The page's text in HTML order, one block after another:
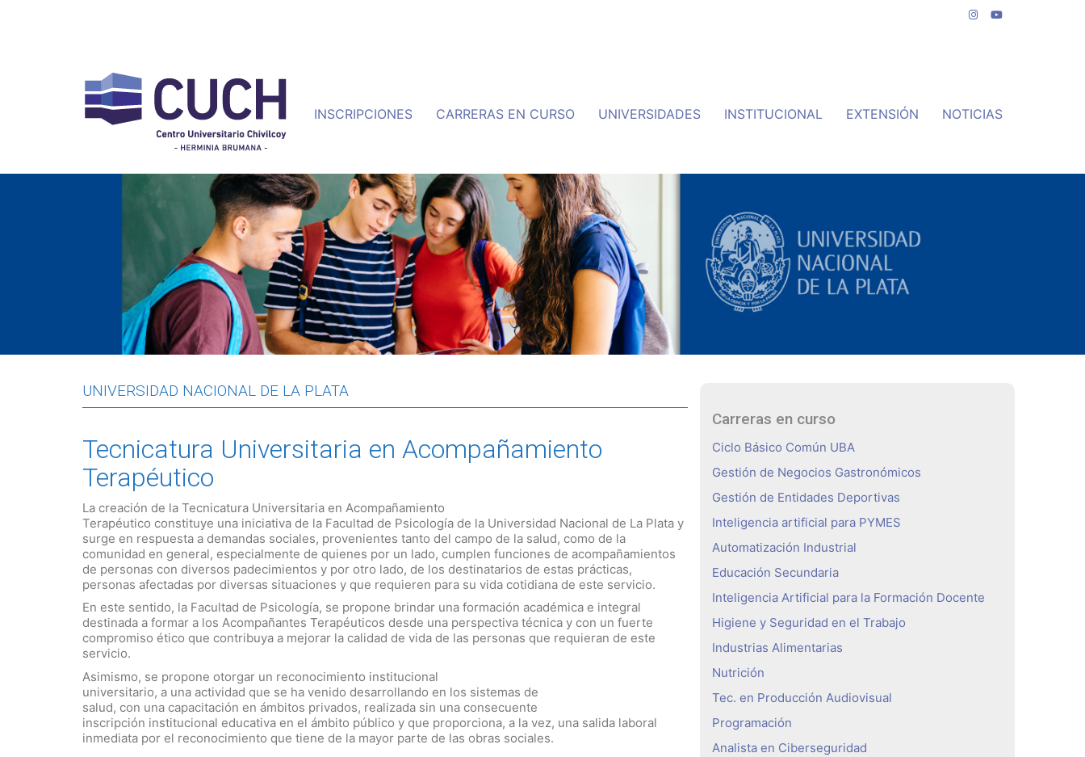
INSCRIPCIONES CARRERAS EN CURSO UNIVERSIDADES INSTITUCIONAL EXTENSIÓN NOTICIAS
UNIVERSIDAD NACIONAL DE LA PLATA
Tecnicatura Universitaria en Acompañamiento
Terapéutico
La creación de la Tecnicatura Universitaria en Acompañamiento
Terapéutico constituye una iniciativa de la Facultad de Psicología de la Universidad Nacional de La Plata y
surge en respuesta a demandas sociales, provenientes tanto del campo de la salud, como de la
comunidad en general, especialmente de quienes por un lado, cumplen funciones de acompañamientos
de personas con diversos padecimientos y por otro lado, de los destinatarios de estas prácticas,
personas afectadas por diversas situaciones y que requieren para su vida cotidiana de este servicio.
En este sentido, la Facultad de Psicología, se propone brindar una formación académica e integral
destinada a formar a los Acompañantes Terapéuticos desde una perspectiva técnica y con un fuerte
compromiso ético que contribuya a mejorar la calidad de vida de las personas que requieran de este
servicio.
Asimismo, se propone otorgar un reconocimiento institucional
universitario, a una actividad que se ha venido desarrollando en los sistemas de
salud, con una capacitación en ámbitos privados, realizada sin una consecuente
inscripción institucional educativa en el ámbito público y que proporciona, a la vez, una salida laboral
inmediata por el reconocimiento que tiene de la mayor parte de las obras sociales.
Carreras en curso
Ciclo Básico Común UBA
Gestión de Negocios Gastronómicos
Gestión de Entidades Deportivas
Inteligencia artificial para PYMES
Automatización Industrial
Educación Secundaria
Inteligencia Artificial para la Formación Docente
Higiene y Seguridad en el Trabajo
Industrias Alimentarias
Nutrición
Tec. en Producción Audiovisual
Programación
Analista en Ciberseguridad